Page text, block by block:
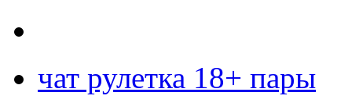
чат рулетка 18+ пары